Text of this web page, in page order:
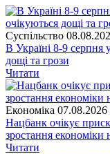
Суспiльство
В Україні 8-9 серпня
дощі та грози
Читати
Економіка 07.08.2026
Нацбанк очікує
зростання економіки
Читати